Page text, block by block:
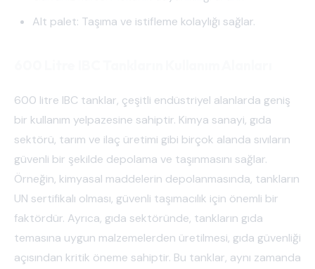
Alt palet: Taşıma ve istifleme kolaylığı sağlar.
600 litre IBC tanklar, çeşitli endüstriyel alanlarda geniş
bir kullanım yelpazesine sahiptir. Kimya sanayi, gıda
sektörü, tarım ve ilaç üretimi gibi birçok alanda sıvıların
güvenli bir şekilde depolama ve taşınmasını sağlar.
Örneğin, kimyasal maddelerin depolanmasında, tankların
UN sertifikalı olması, güvenli taşımacılık için önemli bir
faktördür. Ayrıca, gıda sektöründe, tankların gıda
temasına uygun malzemelerden üretilmesi, gıda güvenliği
açısından kritik öneme sahiptir. Bu tanklar, aynı zamanda